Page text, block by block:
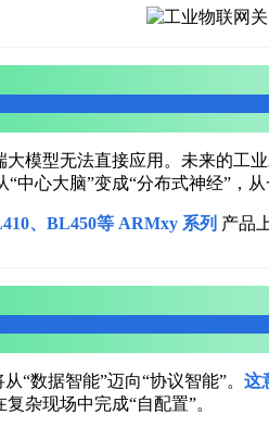
模型无法直接应用。未来的工
中心大脑”变成“分布式神经”，
、BL450等 ARMxy 系列 产品
“数据智能”迈向“协议智能”。 这
杂现场中完成“自配置”。